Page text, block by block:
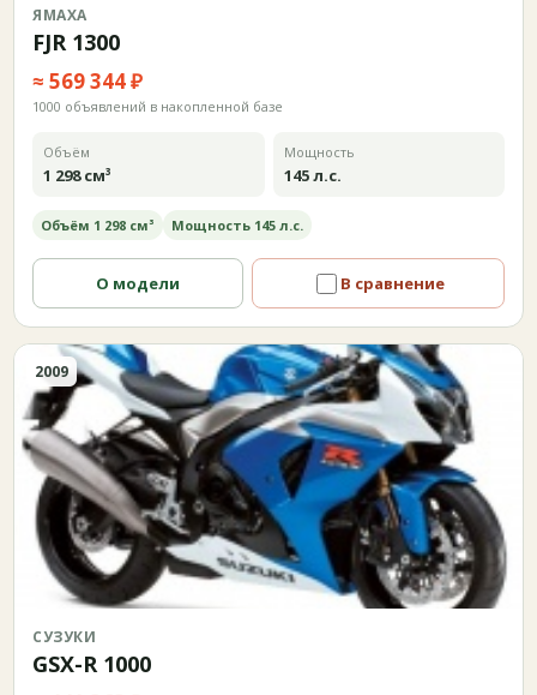
ЯМАХА
FJR 1300
≈ 569 344 ₽
1000 объявлений в накопленной базе
Объём
1 298 см³
Мощность
145 л.с.
Объём 1 298 см³ Мощность 145 л.с.
О модели В сравнение
2009
СУЗУКИ
GSX-R 1000